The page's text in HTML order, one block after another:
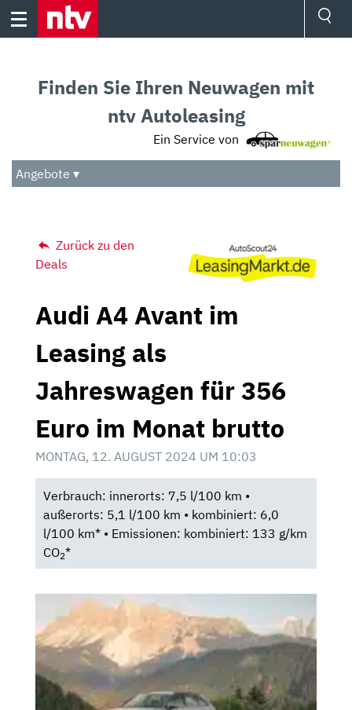
Skip
Audio
Das Beste
Finden Sie Ihren Neuwagen mit
ntv Autoleasing
Ein Service von
Angebote ▾
Zurück zu den
Deals
Audi A4 Avant im
Leasing als
Jahreswagen für 356
Euro im Monat brutto
MONTAG, 12. AUGUST 2024 UM 10:03
Verbrauch: innerorts: 7,5 l/100 km •
außerorts: 5,1 l/100 km • kombiniert: 6,0
l/100 km* • Emissionen: kombiniert: 133 g/km
CO2*